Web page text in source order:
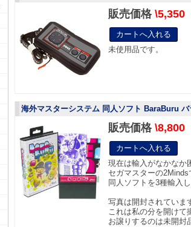
販売価格 \5,350
未使用品です。
海外マスターシステム 同人ソフト BaraBuru
販売価格 \8,800
現在は輸入がなかなか
セガマスターの2Minds
同人ソフトを3種輸入し
写真は開封されていま
これは私の分を開けて
お譲りするのは未開封